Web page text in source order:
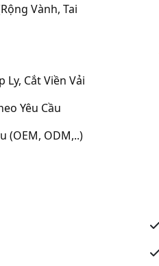
Vành, Tai
Ly, Cắt Viền Vải
Yêu Cầu
(OEM, ODM,..)